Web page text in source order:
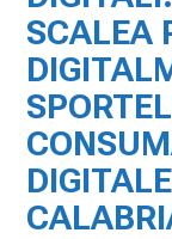
SCALEA